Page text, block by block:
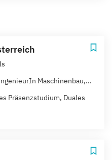
Maschinenbau,...
Präsenzstudium, Duales